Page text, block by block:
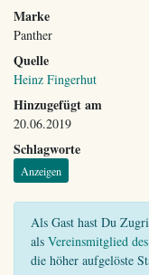
Marke
Panther
Quelle
Heinz Fingerhut
Hinzugefügt am
20.06.2019
Schlagworte
Anzeigen
Als Gast hast Du
als Vereinsmitglied
die höher aufgelöste